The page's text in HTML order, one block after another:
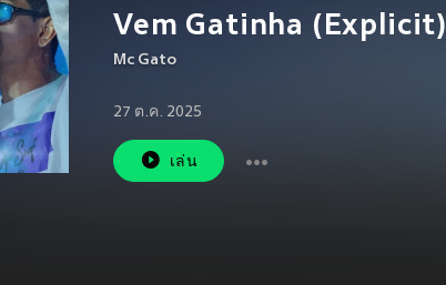
Vem Gatinha (Explicit)
Mc Gato
27 ต.ค. 2025
เล่น